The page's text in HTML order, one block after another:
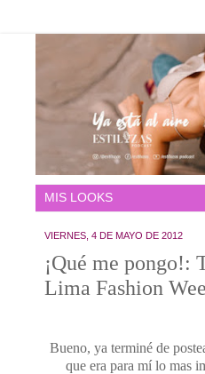
VIERNES, 4 DE MAYO DE 2012
¡Qué me pongo!:
Lima Fashion
Bueno, ya terminé de
que era para mí lo mas